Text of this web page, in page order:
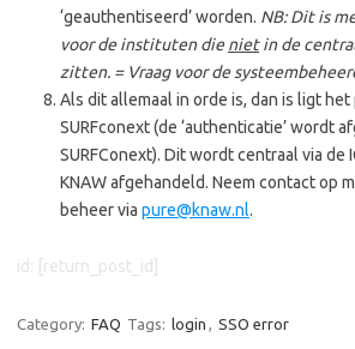
‘geauthentiseerd’ worden. NB: Dit is
voor de instituten dienietin de
zitten. = Vraag voor de
Als dit allemaal in orde is, dan is ligt
SURFconext (de ‘authenticatie’ wordt
SURFConext). Dit wordt centraal via de
KNAW afgehandeld. Neem contact op
beheer via pure@knaw.nl.
id: [return_post_id]
Category: FAQ Tags: login , SSO error